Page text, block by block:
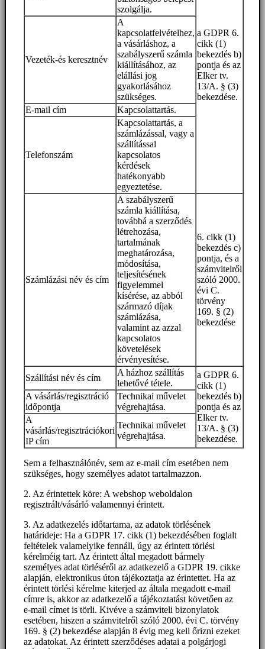
a GDPR 6.
cikk (1)
bekezdés b)
pontja és az
Elker tv.
13/A. § (3)
bekezdése.
szolgálja.
Vezeték-és keresztnév
A
kapcsolatfelvételhez,
a vásárláshoz, a
szabályszerű számla
kiállításához, az
elállási jog
gyakorlásához
szükséges.
E-mail cím
Kapcsolattartás.
Telefonszám
Kapcsolattartás, a
számlázással, vagy a
szállítással
kapcsolatos
kérdések
hatékonyabb
egyeztetése.
Számlázási név és cím
A szabályszerű
számla kiállítása,
továbbá a szerződés
létrehozása,
tartalmának
meghatározása,
módosítása,
teljesítésének
figyelemmel
kísérése, az abból
származó díjak
számlázása,
valamint az azzal
kapcsolatos
követelések
érvényesítése.
6. cikk (1)
bekezdés c)
pontja, és a
számvitelről
szóló 2000.
évi C.
törvény
169. § (2)
bekezdése
Szállítási név és cím
A házhoz szállítás
lehetővé tétele.
a GDPR 6.
cikk (1)
bekezdés b)
pontja és az
Elker tv.
13/A. § (3)
bekezdése.
A vásárlás/regisztráció
időpontja
Technikai művelet
végrehajtása.
A
vásárlás/regisztrációkori
IP cím
Technikai művelet
végrehajtása.
Sem a felhasználónév, sem az e-mail cím esetében nem
szükséges, hogy személyes adatot tartalmazzon.
2. Az érintettek köre: A webshop weboldalon
regisztrált/vásárló valamennyi érintett.
3. Az adatkezelés időtartama, az adatok törlésének
határideje: Ha a GDPR 17. cikk (1) bekezdésében foglalt
feltételek valamelyike fennáll, úgy az érintett törlési
kérelméig tart. Az érintett által megadott bármely
személyes adat törléséről az adatkezelő a GDPR 19. cikke
alapján, elektronikus úton tájékoztatja az érintettet. Ha az
érintett törlési kérelme kiterjed az általa megadott e-mail
címre is, akkor az adatkezelő a tájékoztatást követően az
e-mail címet is törli. Kivéve a számviteli bizonylatok
esetében, hiszen a számvitelről szóló 2000. évi C. törvény
169. § (2) bekezdése alapján 8 évig meg kell őrizni ezeket
az adatokat. Az érintett szerződéses adatai a polgárjogi